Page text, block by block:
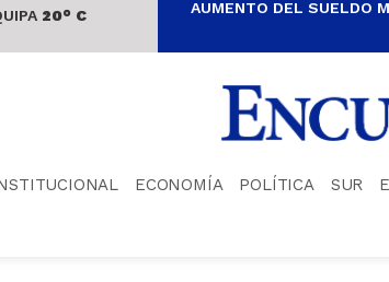
20° C AUMENTO DEL SUELDO
ECONOMÍA POLÍTICA SUR